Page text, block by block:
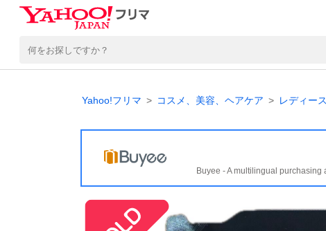
Yahoo!フリマ コスメ、美容、ヘアケア レディー
Buyee - A multilingual